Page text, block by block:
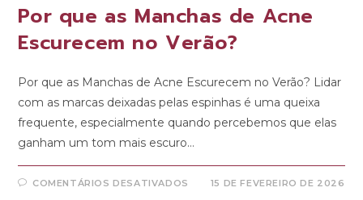
Por que as Manchas de Acne
Escurecem no Verão?
Por que as Manchas de Acne Escurecem no Verão? Lidar
com as marcas deixadas pelas espinhas é uma queixa
frequente, especialmente quando percebemos que elas
ganham um tom mais escuro…
COMENTÁRIOS DESATIVADOS 15 DE FEVEREIRO DE 2026